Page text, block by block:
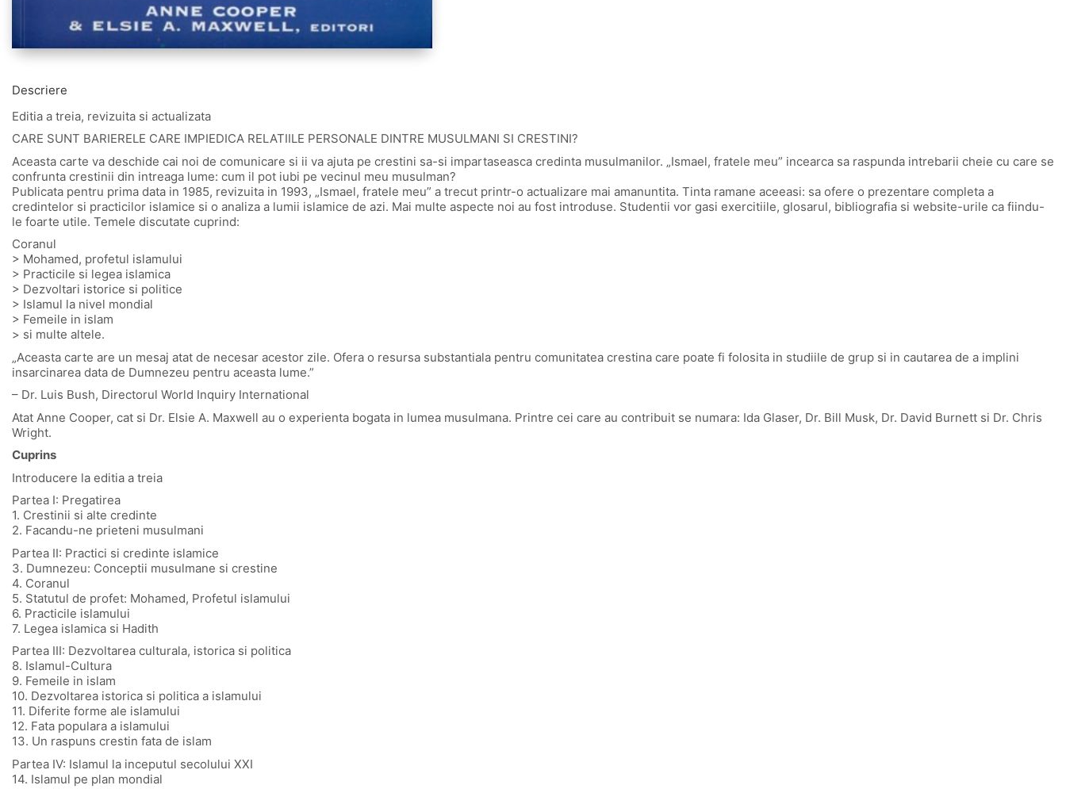
Descriere
Editia a treia, revizuita si actualizata
CARE SUNT BARIERELE CARE IMPIEDICA RELATIILE PERSONALE DINTRE MUSULMANI SI CRESTINI?
Aceasta carte va deschide cai noi de comunicare si ii va ajuta pe crestini sa-si impartaseasca credinta musulmanilor. „Ismael, fratele meu” incearca sa raspunda intrebarii cheie cu care se
confrunta crestinii din intreaga lume: cum il pot iubi pe vecinul meu musulman?
Publicata pentru prima data in 1985, revizuita in 1993, „Ismael, fratele meu” a trecut printr-o actualizare mai amanuntita. Tinta ramane aceeasi: sa ofere o prezentare completa a
credintelor si practicilor islamice si o analiza a lumii islamice de azi. Mai multe aspecte noi au fost introduse. Studentii vor gasi exercitiile, glosarul, bibliografia si website-urile ca fiindu-
le foarte utile. Temele discutate cuprind:
Coranul
> Mohamed, profetul islamului
> Practicile si legea islamica
> Dezvoltari istorice si politice
> Islamul la nivel mondial
> Femeile in islam
> si multe altele.
„Aceasta carte are un mesaj atat de necesar acestor zile. Ofera o resursa substantiala pentru comunitatea crestina care poate fi folosita in studiile de grup si in cautarea de a implini
insarcinarea data de Dumnezeu pentru aceasta lume.”
– Dr. Luis Bush, Directorul World Inquiry International
Atat Anne Cooper, cat si Dr. Elsie A. Maxwell au o experienta bogata in lumea musulmana. Printre cei care au contribuit se numara: Ida Glaser, Dr. Bill Musk, Dr. David Burnett si Dr. Chris
Wright.
Cuprins
Introducere la editia a treia
Partea I: Pregatirea
1. Crestinii si alte credinte
2. Facandu-ne prieteni musulmani
Partea II: Practici si credinte islamice
3. Dumnezeu: Conceptii musulmane si crestine
4. Coranul
5. Statutul de profet: Mohamed, Profetul islamului
6. Practicile islamului
7. Legea islamica si Hadith
Partea III: Dezvoltarea culturala, istorica si politica
8. Islamul-Cultura
9. Femeile in islam
10. Dezvoltarea istorica si politica a islamului
11. Diferite forme ale islamului
12. Fata populara a islamului
13. Un raspuns crestin fata de islam
Partea IV: Islamul la inceputul secolului XXI
14. Islamul pe plan mondial